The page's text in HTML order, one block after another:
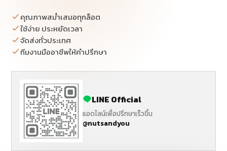
คุณภาพสม่ำเสมอทุกล็อต
ใช้ง่าย ประหยัดเวลา
จัดส่งทั่วประเทศ
ทีมงานมืออาชีพให้คำปรึกษา
LINE Official
แอดไลน์เพื่อปรึกษาเร็วขึ้น
@nutsandyou